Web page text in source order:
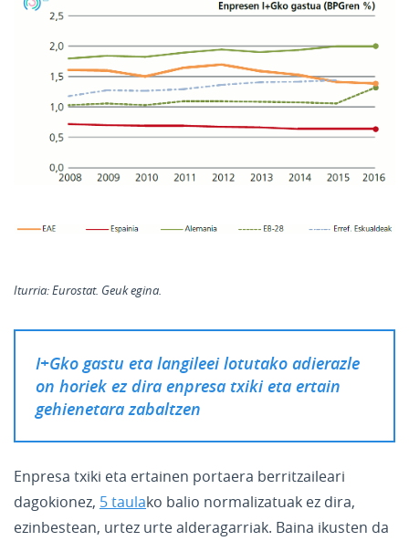
Iturria:Eurostat. Geuk egina.
I+Gko gastu eta langileei lotutako adierazle
on horiek ez dira enpresa txiki eta ertain
gehienetara zabaltzen
Enpresa txiki eta ertainen portaera berritzaileari
dagokionez, 5 taulako balio normalizatuak ez dira,
ezinbestean, urtez urte alderagarriak. Baina ikusten da